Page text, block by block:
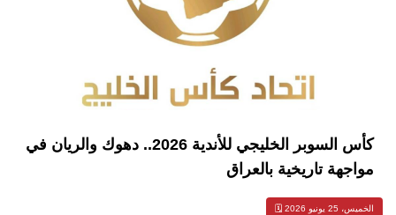
كأس السوبر الخليجي للأندية 2026.. دهوك والريان في
مواجهة تاريخية بالعراق
الخميس، 25 يونيو 2026 🗓️